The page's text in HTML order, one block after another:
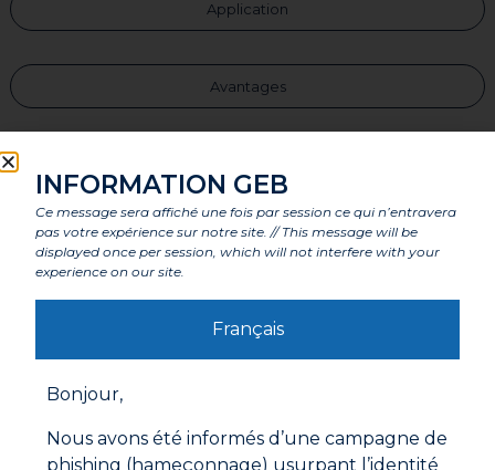
Application
Avantages
Composants
Labels et agréments
Mode d'emploi
INFORMATION GEB
Ce message sera affiché une fois par session ce qui n’entravera
pas votre expérience sur notre site. // This message will be
displayed once per session, which will not interfere with your
experience on our site.
Français
Bonjour,
Nous avons été informés d’une campagne de
phishing (hameçonnage) usurpant l’identité